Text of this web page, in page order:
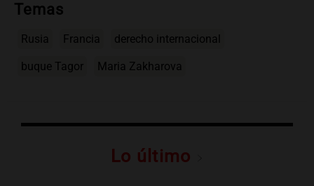
Temas
Rusia Francia derecho internacional
buque Tagor Maria Zakharova
Lo último